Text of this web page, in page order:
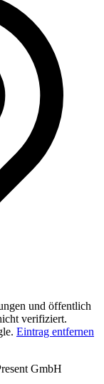
und öffentlich
verifiziert.
Eintrag entfernen
GmbH